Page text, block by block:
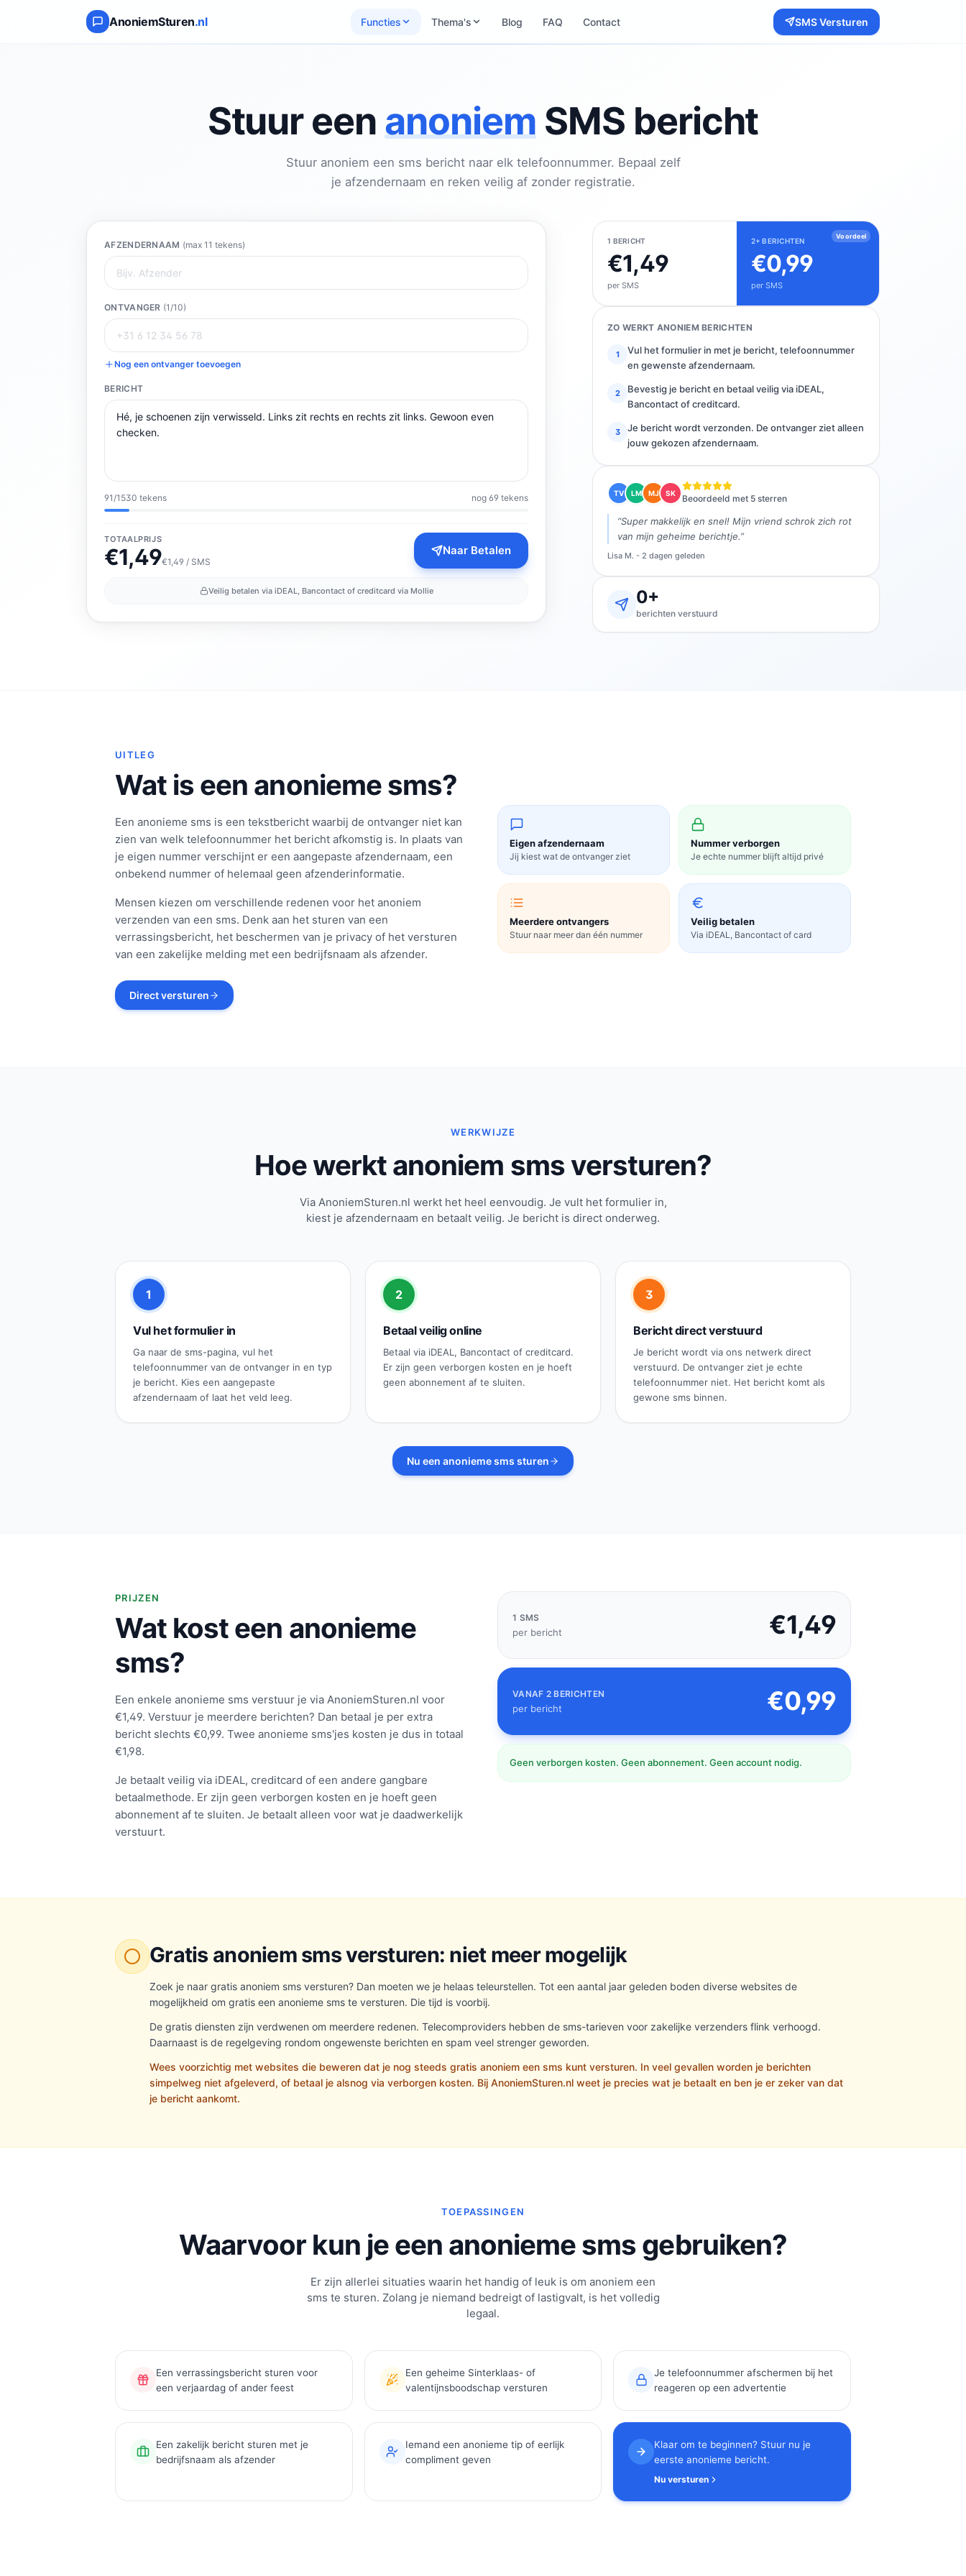
AnoniemSturen.nl Functies Thema's Blog FAQ Contact SMS Versturen
Stuur een anoniem SMS bericht
Stuur anoniem een sms bericht naar elk telefoonnummer. Bepaal zelf
je afzendernaam en reken veilig af zonder registratie.
AFZENDERNAAM (max 11 tekens)
ONTVANGER (1/10)
Nog een ontvanger toevoegen
BERICHT
91/1530 tekens nog 69 tekens
TOTAALPRIJS
€1,49€1,49 / SMS
Naar Betalen
Veilig betalen via iDEAL, Bancontact of creditcard via Mollie
1 BERICHT
€1,49
per SMS
Voordeel
2+ BERICHTEN
€0,99
per SMS
ZO WERKT ANONIEM BERICHTEN
1
Vul het formulier in met je bericht, telefoonnummer
en gewenste afzendernaam.
2
Bevestig je bericht en betaal veilig via iDEAL,
Bancontact of creditcard.
3
Je bericht wordt verzonden. De ontvanger ziet alleen
jouw gekozen afzendernaam.
TV LM MJ SK
Beoordeeld met 5 sterren
“Super makkelijk en snel! Mijn vriend schrok zich rot
van mijn geheime berichtje.”
Lisa M. - 2 dagen geleden
0+
berichten verstuurd
UITLEG
Wat is een anonieme sms?
Een anonieme sms is een tekstbericht waarbij de ontvanger niet kan
zien van welk telefoonnummer het bericht afkomstig is. In plaats van
je eigen nummer verschijnt er een aangepaste afzendernaam, een
onbekend nummer of helemaal geen afzenderinformatie.
Mensen kiezen om verschillende redenen voor het anoniem
verzenden van een sms. Denk aan het sturen van een
verrassingsbericht, het beschermen van je privacy of het versturen
van een zakelijke melding met een bedrijfsnaam als afzender.
Direct versturen
Eigen afzendernaam
Jij kiest wat de ontvanger ziet
Nummer verborgen
Je echte nummer blijft altijd privé
Meerdere ontvangers
Stuur naar meer dan één nummer
Veilig betalen
Via iDEAL, Bancontact of card
WERKWIJZE
Hoe werkt anoniem sms versturen?
Via AnoniemSturen.nl werkt het heel eenvoudig. Je vult het formulier in,
kiest je afzendernaam en betaalt veilig. Je bericht is direct onderweg.
1
Vul het formulier in
Ga naar de sms-pagina, vul het
telefoonnummer van de ontvanger in en typ
je bericht. Kies een aangepaste
afzendernaam of laat het veld leeg.
2
Betaal veilig online
Betaal via iDEAL, Bancontact of creditcard.
Er zijn geen verborgen kosten en je hoeft
geen abonnement af te sluiten.
3
Bericht direct verstuurd
Je bericht wordt via ons netwerk direct
verstuurd. De ontvanger ziet je echte
telefoonnummer niet. Het bericht komt als
gewone sms binnen.
Nu een anonieme sms sturen
PRIJZEN
Wat kost een anonieme
sms?
Een enkele anonieme sms verstuur je via AnoniemSturen.nl voor
€1,49. Verstuur je meerdere berichten? Dan betaal je per extra
bericht slechts €0,99. Twee anonieme sms'jes kosten je dus in totaal
€1,98.
Je betaalt veilig via iDEAL, creditcard of een andere gangbare
betaalmethode. Er zijn geen verborgen kosten en je hoeft geen
abonnement af te sluiten. Je betaalt alleen voor wat je daadwerkelijk
verstuurt.
1 SMS
per bericht €1,49
VANAF 2 BERICHTEN
per bericht €0,99
Geen verborgen kosten. Geen abonnement. Geen account nodig.
Gratis anoniem sms versturen: niet meer mogelijk
Zoek je naar gratis anoniem sms versturen? Dan moeten we je helaas teleurstellen. Tot een aantal jaar geleden boden diverse websites de
mogelijkheid om gratis een anonieme sms te versturen. Die tijd is voorbij.
De gratis diensten zijn verdwenen om meerdere redenen. Telecomproviders hebben de sms-tarieven voor zakelijke verzenders flink verhoogd.
Daarnaast is de regelgeving rondom ongewenste berichten en spam veel strenger geworden.
Wees voorzichtig met websites die beweren dat je nog steeds gratis anoniem een sms kunt versturen. In veel gevallen worden je berichten
simpelweg niet afgeleverd, of betaal je alsnog via verborgen kosten. Bij AnoniemSturen.nl weet je precies wat je betaalt en ben je er zeker van dat
je bericht aankomt.
TOEPASSINGEN
Waarvoor kun je een anonieme sms gebruiken?
Er zijn allerlei situaties waarin het handig of leuk is om anoniem een
sms te sturen. Zolang je niemand bedreigt of lastigvalt, is het volledig
legaal.
Een verrassingsbericht sturen voor
een verjaardag of ander feest
Een geheime Sinterklaas- of
valentijnsboodschap versturen
Je telefoonnummer afschermen bij het
reageren op een advertentie
Een zakelijk bericht sturen met je
bedrijfsnaam als afzender
Iemand een anonieme tip of eerlijk
compliment geven
Klaar om te beginnen? Stuur nu je
eerste anonieme bericht.
Nu versturen